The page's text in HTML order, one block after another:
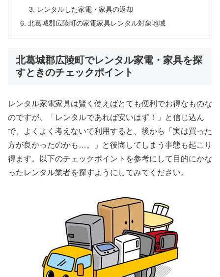
レンタルした家電・家具の返却
北葛城郡広陵町の家電家具レンタル対象地域
北葛城郡広陵町でレンタル家電・家具を探
すときのチェックポイント
レンタル家電家具は賢く使えばとても便利でお得なものな
のですが、「レンタルであれば安いはず！」と信じ込ん
で、よくよく考えないで利用すると、後から「実は買った
方が良かったのかも…。」と後悔してしまう事態も起こり
得ます。以下のチェックポイントを参考にして目的にかな
ったレンタル業者を探すようにしてみてください。